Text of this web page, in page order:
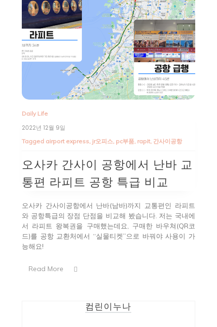
Daily Life
2022년 12월 9일
Tagged airport express, jr오피스, pc부품, rapit, 간사이공항
오사카 간사이 공항에서 난바 교
통편 라피트 공항 특급 비교
오사카 간사이공항에서 난바(남바)까지 교통편인 라피트
와 공항특급의 장점 단점을 비교해 봤습니다. 저는 국내에
서 라피트 왕복권을 구매했는데요, 구매한 바우쳐(QR코
드)를 공항 교환처에서 “실물티켓”으로 바꿔야 사용이 가
능해요!
Read More
컴린이누나